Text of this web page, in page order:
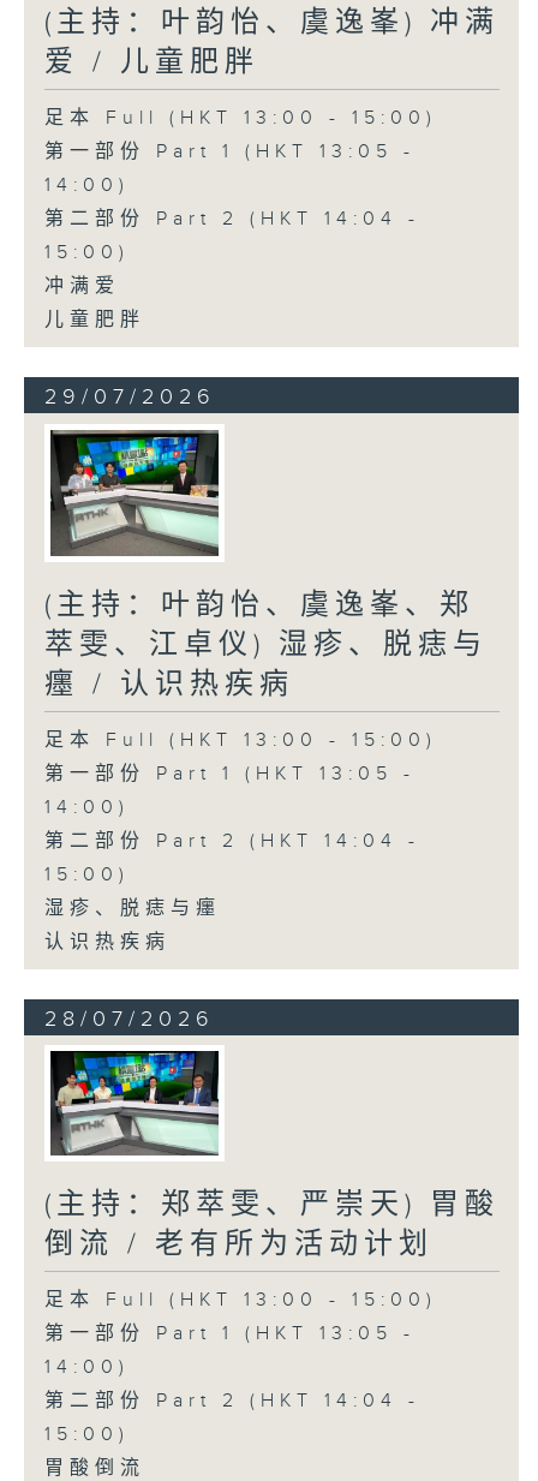
(主持：叶韵怡、虞逸峯) 冲满
爱 / 儿童肥胖
足本 Full (HKT 13:00 - 15:00)
第一部份 Part 1 (HKT 13:05 -
14:00)
第二部份 Part 2 (HKT 14:04 -
15:00)
冲满爱
儿童肥胖
29/07/2026
(主持：叶韵怡、虞逸峯、郑
萃雯、江卓仪) 湿疹、脱痣与
癦 / 认识热疾病
足本 Full (HKT 13:00 - 15:00)
第一部份 Part 1 (HKT 13:05 -
14:00)
第二部份 Part 2 (HKT 14:04 -
15:00)
湿疹、脱痣与癦
认识热疾病
28/07/2026
(主持：郑萃雯、严崇天) 胃酸
倒流 / 老有所为活动计划
足本 Full (HKT 13:00 - 15:00)
第一部份 Part 1 (HKT 13:05 -
14:00)
第二部份 Part 2 (HKT 14:04 -
15:00)
胃酸倒流